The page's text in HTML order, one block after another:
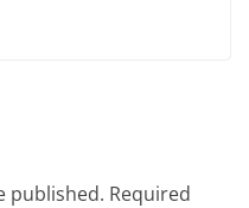
published. Required